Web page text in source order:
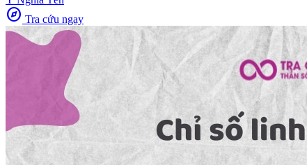
explore Tra cứu ngay